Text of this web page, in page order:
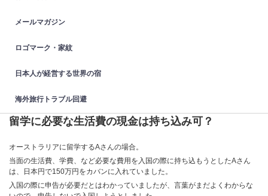
メールマガジン
ロゴマーク・家紋
日本人が経営する世界の宿
海外旅行トラブル回避
留学に必要な生活費の現金は持ち込み可？
オーストラリアに留学するAさんの場合。
当面の生活費、学費、など必要な費用を入国の際に持ち込もうとしたAさん
は、日本円で150万円をカバンに入れていました。
入国の際に申告が必要だとはわかっていましたが、言葉がまだよくわからな